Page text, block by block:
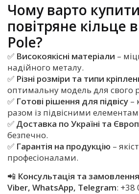
Чому варто купити
повітряне кільце
Pole?
✅ Високоякісні матеріали –
надійного металу.
✅ Різні розміри та типи
оптимальну модель для свого
✅ Готові рішення для підвісу –
разом із підвісними
✅ Доставка по Україні та
безпечно.
✅ Гарантія на продукцію –
професіоналами.
📲 Консультація та
Viber, WhatsApp, Telegram: +38